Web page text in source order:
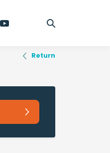
Return